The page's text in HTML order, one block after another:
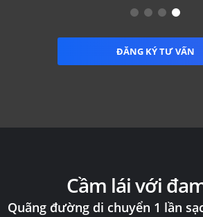
ĐĂNG KÝ TƯ VẤN
Cầm lái với
Quãng đường di chuyển 1 lần